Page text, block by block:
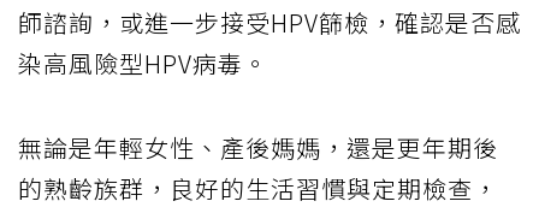
師諮詢，或進一步接受HPV篩檢，確認是否感
染高風險型HPV病毒。
無論是年輕女性、產後媽媽，還是更年期後
的熟齡族群，良好的生活習慣與定期檢查，